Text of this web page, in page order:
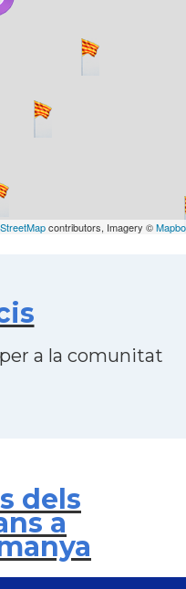
contributors, Imagery ©
a la comunitat
dels
a